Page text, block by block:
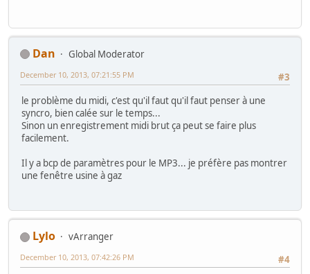
Dan
Global Moderator
#3
December 10, 2013, 07:21:55 PM
le problème du midi, c'est qu'il faut qu'il faut penser à une
syncro, bien calée sur le temps...
Sinon un enregistrement midi brut ça peut se faire plus
facilement.
Il y a bcp de paramètres pour le MP3... je préfère pas montrer
une fenêtre usine à gaz
Lylo
vArranger
#4
December 10, 2013, 07:42:26 PM